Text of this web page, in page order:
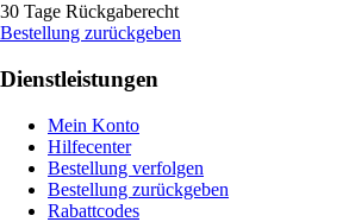
30 Tage Rückgaberecht
Bestellung zurückgeben
Dienstleistungen
Mein Konto
Hilfecenter
Bestellung verfolgen
Bestellung zurückgeben
Rabattcodes